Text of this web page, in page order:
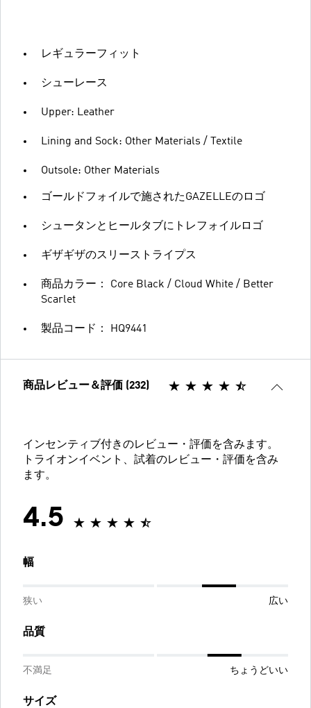
レギュラーフィット
シューレース
Upper: Leather
Lining and Sock: Other Materials / Textile
Outsole: Other Materials
ゴールドフォイルで施されたGAZELLEのロゴ
シュータンとヒールタブにトレフォイルロゴ
ギザギザのスリーストライプス
商品カラー： Core Black / Cloud White / Better
Scarlet
製品コード： HQ9441
商品レビュー＆評価 (232)
インセンティブ付きのレビュー・評価を含みます。
トライオンイベント、試着のレビュー・評価を含み
ます。
4.5
幅
狭い 広い
品質
不満足 ちょうどいい
サイズ